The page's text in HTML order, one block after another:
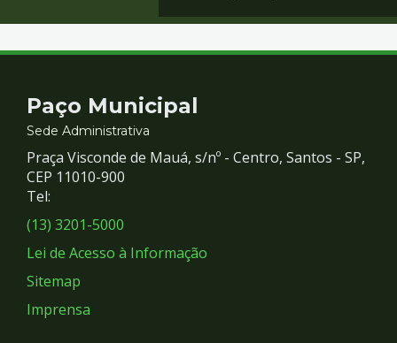
Contato
e
Redes
Sociais
Paço Municipal
Sede Administrativa
Praça Visconde de Mauá, s/nº - Centro, Santos - SP,
CEP 11010-900
Tel:
(13) 3201-5000
Lei de Acesso à Informação
Sitemap
Imprensa